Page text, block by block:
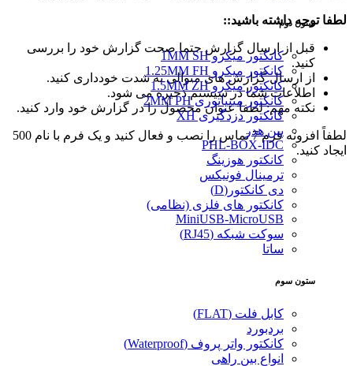
ستون دوم
کانکتور میکرو 1MM SH
کانکتور میکرو 1.25MM FH
کانکتور میکرو 1.5MM ZH
کانکتور مینیاتوری 2MM PH
کانکتور دزدگیری XH
پین هدر
PHL-BOX-IDC
کانکتور هوزینگ
ترمینال فونیکس
دی کانکتور(D)
کانکتور های فلزی (نظامی)
MiniUSB-MicroUSB
سوکت شبکه (RJ45)
ساتا
ستون سوم
کابل فلت (FLAT)
بردبورد
کانکتور واتر پروف (Waterproof)
انواع بین راهی
لطفا توجه داشته باشید::
قبل از ارسال گزارش حتما صحت گزارش خود را بررسی
کنید.
از ارسال گزارش های متوالی به شدت خودداری کنید.
اطلاعات شما در سیستم ذخیره می شود.
نکته مهم: لطفا عنوان محصول را در گزارش خود وارد کنید.
لطفاً افزونه فرم 7 تماس را نصب و فعال کنید و یک فرم با نام 500
ایجاد کنید.